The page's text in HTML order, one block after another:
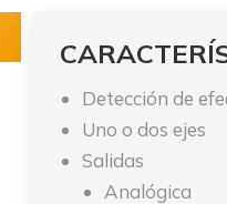
Detección de
Uno o dos ejes
Salidas
Analógica